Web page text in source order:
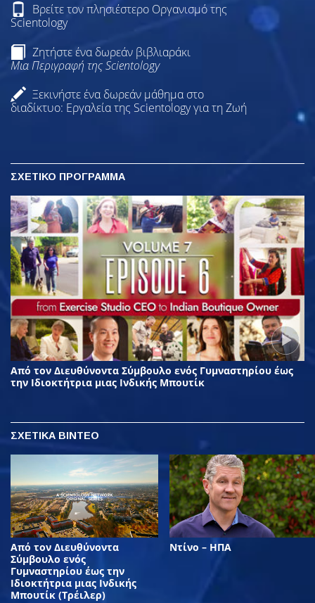
Βρείτε τον πλησιέστερο Οργανισμό της
Scientology
Ζητήστε ένα δωρεάν βιβλιαράκι
Μια Περιγραφή της Scientology
Ξεκινήστε ένα δωρεάν μάθημα στο
διαδίκτυο: Εργαλεία της Scientology για τη Ζωή
ΣΧΕΤΙΚΟ ΠΡΟΓΡΑΜΜΑ
Από τον Διευθύνοντα Σύμβουλο ενός Γυμναστηρίου έως
την Ιδιοκτήτρια μιας Ινδικής Μπουτίκ
ΣΧΕΤΙΚΑ ΒΙΝΤΕΟ
Από τον Διευθύνοντα
Σύμβουλο ενός
Γυμναστηρίου έως την
Ιδιοκτήτρια μιας Ινδικής
Μπουτίκ (Τρέιλερ)
Ντίνο – ΗΠΑ